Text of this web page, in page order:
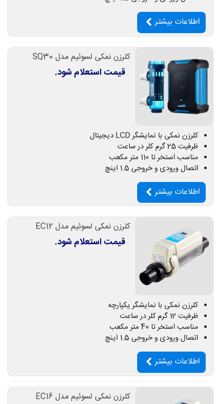
اطلاعات بیشتر
کلرزن نمکی لسوئیم مدل SQ30
قیمت استعلام شود.
کلرزن نمکی با نمایشگر LCD دیجیتال
ظرفیت 25 گرم کلر در ساعت
مناسب استخر تا 110 متر مکعب
اتصال ورودی و خروجی 1.5 اینچ
اطلاعات بیشتر
کلرزن نمکی لسوئیم مدل EC12
قیمت استعلام شود.
کلرزن نمکی با نمایشگر یکپارچه
ظرفیت 12 گرم کلر در ساعت
مناسب استخر تا 40 متر مکعب
اتصال ورودی و خروجی 1.5 اینچ
اطلاعات بیشتر
کلرزن نمکی لسوئیم مدل EC16